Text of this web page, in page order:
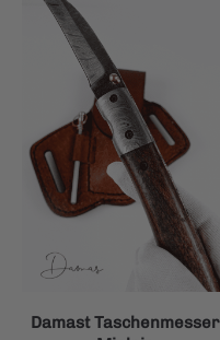
Damast Taschenmesser